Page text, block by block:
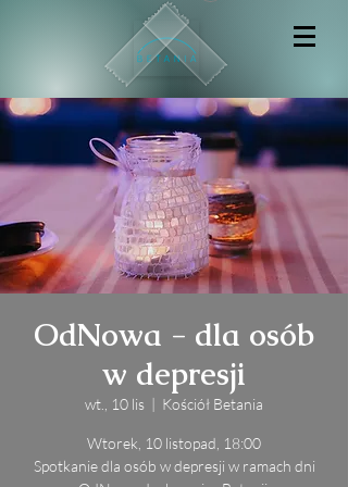
OdNowa - dla osób
w depresji
wt., 10 lis
  |
Kościół Betania
Wtorek, 10 listopad, 18:00
Spotkanie dla osób w depresji w ramach dni